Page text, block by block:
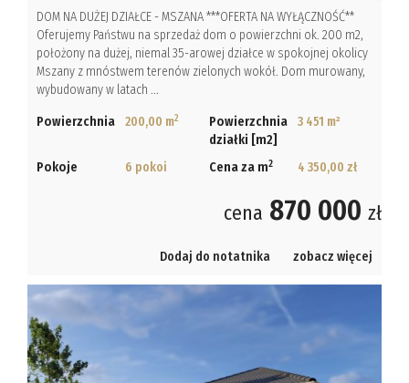
Notatnik
DOM NA DUŻEJ DZIAŁCE - MSZANA ***OFERTA NA WYŁĄCZNOŚĆ**
Oferujemy Państwu na sprzedaż dom o powierzchni ok. 200 m2,
położony na dużej, niemal 35-arowej działce w spokojnej okolicy
Mszany z mnóstwem terenów zielonych wokół. Dom murowany,
wybudowany w latach ...
Powierzchnia 200,00 m2
Powierzchnia
działki [m2]
3 451 m²
Pokoje 6 pokoi Cena za m2 4 350,00 zł
cena 870 000 zł
Dodaj do notatnika zobacz więcej